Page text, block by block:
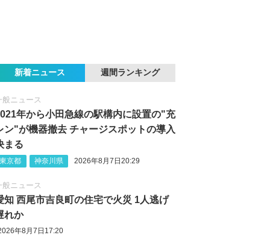
新着ニュース 週間ランキング
般ニュース
年から小田急線の駅構内に設置の"充
ン"が機器撤去 チャージスポットの導入
まる
東京都 神奈川県 2026年8月7日20:29
般ニュース
知 西尾市吉良町の住宅で火災 1人逃げ
れか
年8月7日17:20